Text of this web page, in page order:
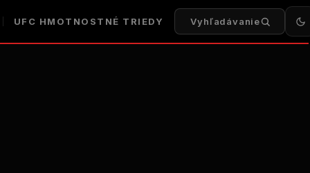
UFC HMOTNOSTNÉ TRIEDY Vyhľadávanie